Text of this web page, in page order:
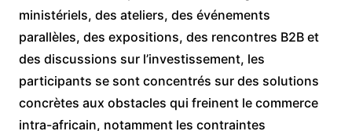
ministériels, des ateliers, des événements
parallèles, des expositions, des rencontres B2B et
des discussions sur l’investissement, les
participants se sont concentrés sur des solutions
concrètes aux obstacles qui freinent le commerce
intra-africain, notamment les contraintes